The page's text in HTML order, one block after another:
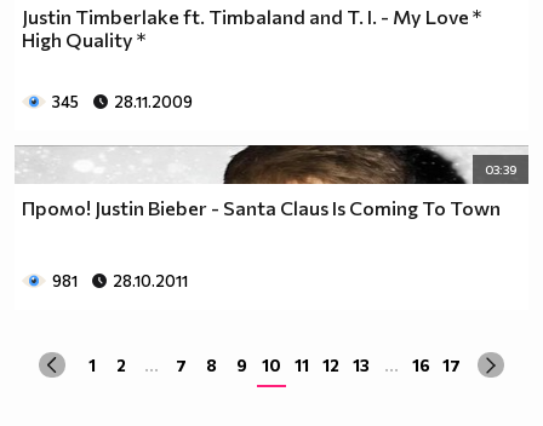
Justin Timberlake ft. Timbaland and T. I. - My Love *
High Quality *
345 28.11.2009
03:39
Промо! Justin Bieber - Santa Claus Is Coming To Town
981 28.10.2011
1 2 ... 7 8 9 10 11 12 13 ... 16 17